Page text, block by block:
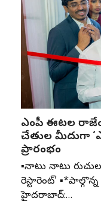
ఎంపీ ఈటల
చేతుల మీదుగా
ప్రారంభం
▪️నాటు నాటు
రెస్టారెంట్'
హైదరాబాద్:…